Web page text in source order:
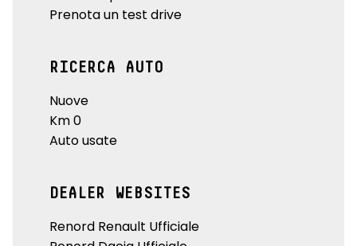
Prenota un test drive
RICERCA AUTO
Nuove
Km 0
Auto usate
DEALER WEBSITES
Renord Renault Ufficiale